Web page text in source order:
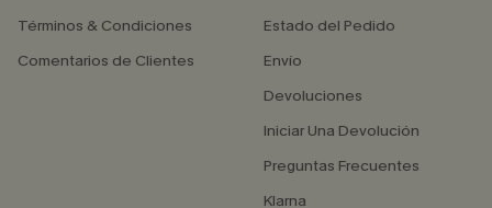
Términos & Condiciones
Comentarios de Clientes
Estado del Pedido
Envío
Devoluciones
Iniciar Una Devolución
Preguntas Frecuentes
Klarna